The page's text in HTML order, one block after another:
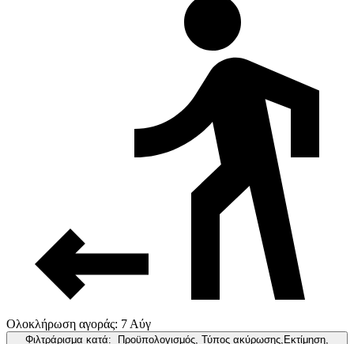
Ολοκλήρωση αγοράς: 7 Αύγ
Φιλτράρισμα κατά:
Προϋπολογισμός, Τύπος ακύρωσης,Εκτίμηση,